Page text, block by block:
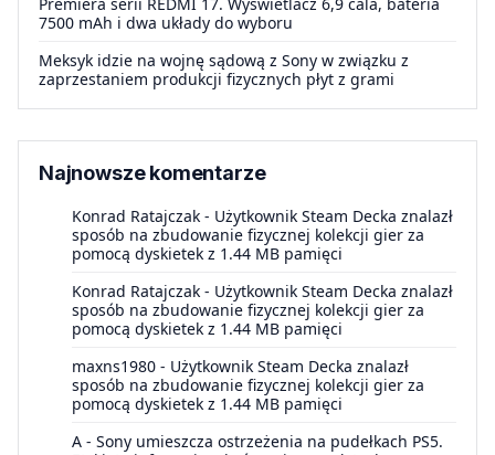
7500 mAh i dwa układy do wyboru
Meksyk idzie na wojnę sądową z Sony w związku z
zaprzestaniem produkcji fizycznych płyt z grami
Najnowsze komentarze
Konrad Ratajczak - Użytkownik Steam Decka znalazł
sposób na zbudowanie fizycznej kolekcji gier za
pomocą dyskietek z 1.44 MB pamięci
Konrad Ratajczak - Użytkownik Steam Decka znalazł
sposób na zbudowanie fizycznej kolekcji gier za
pomocą dyskietek z 1.44 MB pamięci
maxns1980 - Użytkownik Steam Decka znalazł
sposób na zbudowanie fizycznej kolekcji gier za
pomocą dyskietek z 1.44 MB pamięci
A - Sony umieszcza ostrzeżenia na pudełkach PS5.